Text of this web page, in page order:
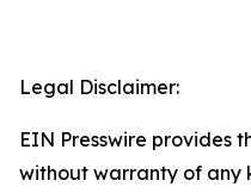
Legal Disclaimer:
EIN Presswire provides
without warranty of any